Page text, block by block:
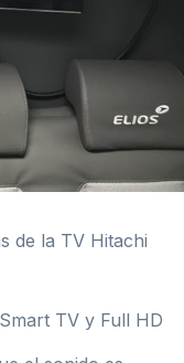
de la TV Hitachi
TV y Full HD